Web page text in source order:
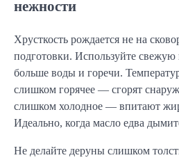
нежности
Хрусткость рождается не на
подготовки. Используйте
больше воды и горечи.
слишком горячее — сгорят
слишком холодное — впитают
Идеально, когда масло едва
Не делайте деруны слишком